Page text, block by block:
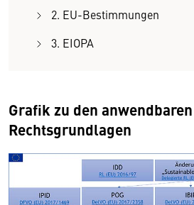
2. EU-Bestimmungen
3. EIOPA
Grafik zu den anwendbaren
Rechtsgrundlagen